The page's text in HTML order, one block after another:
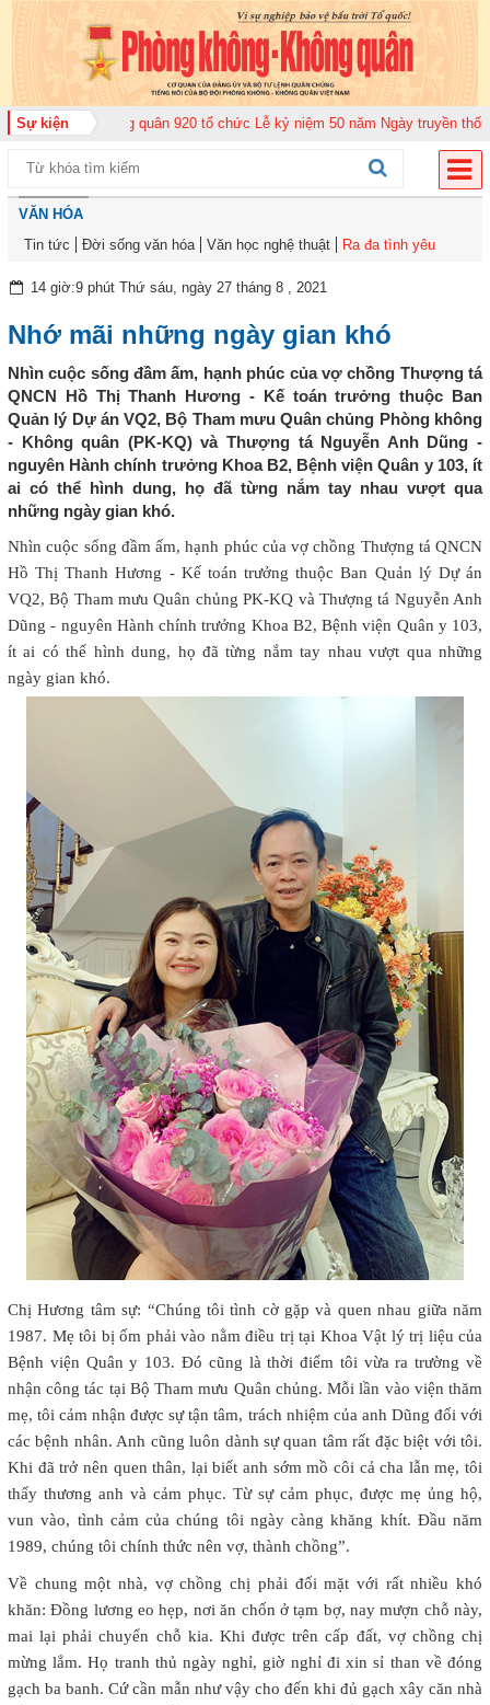
Sự kiện
đoàn Không quân 920 tổ chức Lễ kỷ niệm 50 năm Ngày truyền thống
VĂN HÓA
Tin tức
Đời sống văn hóa Văn học nghệ thuật Ra đa tình yêu
14 giờ:9 phút Thứ sáu, ngày 27 tháng 8 , 2021
Nhớ mãi những ngày gian khó
Nhìn cuộc sống đầm ấm, hạnh phúc của vợ chồng Thượng tá
QNCN Hồ Thị Thanh Hương - Kế toán trưởng thuộc Ban
Quản lý Dự án VQ2, Bộ Tham mưu Quân chủng Phòng không
- Không quân (PK-KQ) và Thượng tá Nguyễn Anh Dũng -
nguyên Hành chính trưởng Khoa B2, Bệnh viện Quân y 103, ít
ai có thể hình dung, họ đã từng nắm tay nhau vượt qua
những ngày gian khó.
Nhìn cuộc sống đầm ấm, hạnh phúc của vợ chồng Thượng tá QNCN
Hồ Thị Thanh Hương - Kế toán trưởng thuộc Ban Quản lý Dự án
VQ2, Bộ Tham mưu Quân chủng PK-KQ và Thượng tá Nguyễn Anh
Dũng - nguyên Hành chính trưởng Khoa B2, Bệnh viện Quân y 103,
ít ai có thể hình dung, họ đã từng nắm tay nhau vượt qua những
ngày gian khó.
Chị Hương tâm sự: “Chúng tôi tình cờ gặp và quen nhau giữa năm
1987. Mẹ tôi bị ốm phải vào nằm điều trị tại Khoa Vật lý trị liệu của
Bệnh viện Quân y 103. Đó cũng là thời điểm tôi vừa ra trường về
nhận công tác tại Bộ Tham mưu Quân chủng. Mỗi lần vào viện thăm
mẹ, tôi cảm nhận được sự tận tâm, trách nhiệm của anh Dũng đối với
các bệnh nhân. Anh cũng luôn dành sự quan tâm rất đặc biệt với tôi.
Khi đã trở nên quen thân, lại biết anh sớm mồ côi cả cha lẫn mẹ, tôi
thấy thương anh và cảm phục. Từ sự cảm phục, được mẹ ủng hộ,
vun vào, tình cảm của chúng tôi ngày càng khăng khít. Đầu năm
1989, chúng tôi chính thức nên vợ, thành chồng”.
Về chung một nhà, vợ chồng chị phải đối mặt với rất nhiều khó
khăn: Đồng lương eo hẹp, nơi ăn chốn ở tạm bợ, nay mượn chỗ này,
mai lại phải chuyển chỗ kia. Khi được trên cấp đất, vợ chồng chị
mừng lắm. Họ tranh thủ ngày nghỉ, giờ nghỉ đi xin sỉ than về đóng
gạch ba banh. Cứ cần mẫn như vậy cho đến khi đủ gạch xây căn nhà